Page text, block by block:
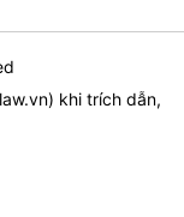
) khi trích dẫn,